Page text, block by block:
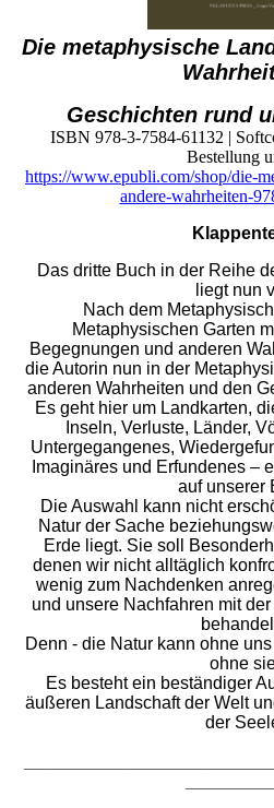
Die metaphysische
Geschichten rund
ISBN 978-3-7584-61132 |
Bestellung
https://www.epubli.com/shop/die-
andere-wahrheiten-
Das dritte Buch in der Reihe
liegt nun
Nach dem
Metaphysischen Garten
Begegnungen und anderen
die Autorin nun in der
anderen Wahrheiten und den
Es geht hier um Landkarten,
Inseln, Verluste, Länder,
Untergegangenes,
Imaginäres und Erfundenes –
auf unserer
Die Auswahl kann nicht
Natur der Sache
Erde liegt. Sie soll
denen wir nicht alltäglich
wenig zum Nachdenken
und unsere Nachfahren mit
Denn - die Natur kann ohne
ohne
Es besteht ein beständiger
äußeren Landschaft der Welt
der